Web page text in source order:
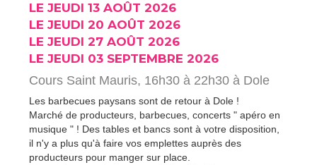
LE JEUDI 13 AOÛT 2026
LE JEUDI 20 AOÛT 2026
LE JEUDI 27 AOÛT 2026
LE JEUDI 03 SEPTEMBRE 2026
Cours Saint Mauris, 16h30 à 22h30 à Dole
Les barbecues paysans sont de retour à Dole !
Marché de producteurs, barbecues, concerts " apéro en
musique " ! Des tables et bancs sont à votre disposition,
il n'y a plus qu'à faire vos emplettes auprès des
producteurs pour manger sur place.